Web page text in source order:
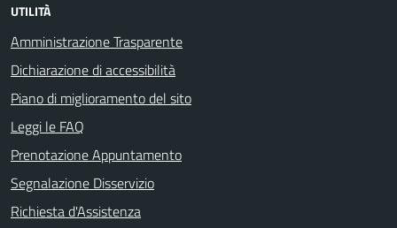
UTILITÀ
Amministrazione Trasparente
Dichiarazione di accessibilità
Piano di miglioramento del sito
Leggi le FAQ
Prenotazione Appuntamento
Segnalazione Disservizio
Richiesta d'Assistenza